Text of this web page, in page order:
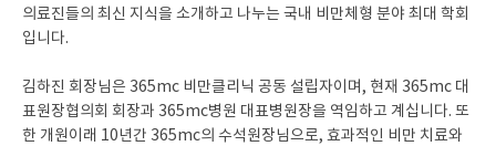
의료진들의 최신 지식을 소개하고 나누는 국내 비만체형 분야 최대 학회
입니다.
김하진 회장님은 365mc 비만클리닉 공동 설립자이며, 현재 365mc 대
표원장협의회 회장과 365mc병원 대표병원장을 역임하고 계십니다. 또
한 개원이래 10년간 365mc의 수석원장님으로, 효과적인 비만 치료와